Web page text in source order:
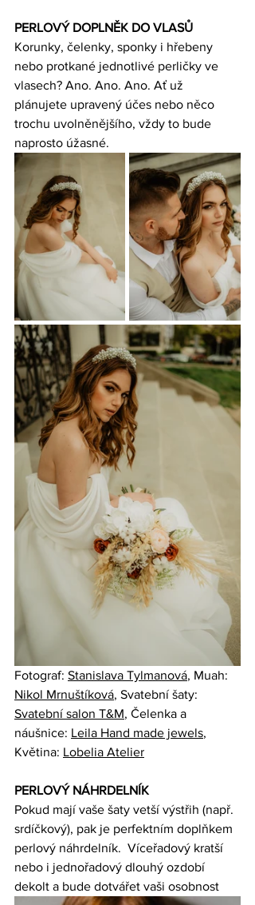
PERLOVÝ DOPLNĚK DO VLASŮ
Korunky, čelenky, sponky i hřebeny
nebo protkané jednotlivé perličky ve
vlasech? Ano. Ano. Ano. Ať už
plánujete upravený účes nebo něco
trochu uvolněnějšího, vždy to bude
naprosto úžasné.
Fotograf: Stanislava Tylmanová, Muah:
Nikol Mrnuštíková, Svatební šaty:
Svatební salon T&M, Čelenka a
náušnice: Leila Hand made jewels,
Květina: Lobelia Atelier
PERLOVÝ NÁHRDELNÍK
Pokud mají vaše šaty vetší výstřih (např.
srdíčkový), pak je perfektním doplňkem
perlový náhrdelník.  Víceřadový kratší
nebo i jednořadový dlouhý ozdobí
dekolt a bude dotvářet vaši osobnost